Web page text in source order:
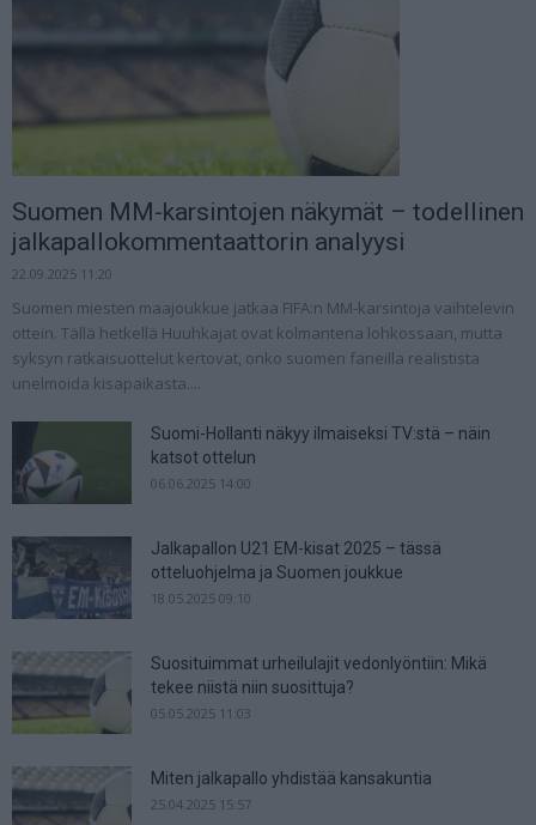
Suomen MM-karsintojen näkymät – todellinen
jalkapallokommentaattorin analyysi
22.09.2025 11:20
Suomen miesten maajoukkue jatkaa FIFA:n MM-karsintoja vaihtelevin
ottein. Tällä hetkellä Huuhkajat ovat kolmantena lohkossaan, mutta
syksyn ratkaisuottelut kertovat, onko suomen faneilla realistista
unelmoida kisapaikasta....
Suomi-Hollanti näkyy ilmaiseksi TV:stä – näin
katsot ottelun
06.06.2025 14:00
Jalkapallon U21 EM-kisat 2025 – tässä
otteluohjelma ja Suomen joukkue
18.05.2025 09:10
Suosituimmat urheilulajit vedonlyöntiin: Mikä
tekee niistä niin suosittuja?
05.05.2025 11:03
Miten jalkapallo yhdistää kansakuntia
25.04.2025 15:57